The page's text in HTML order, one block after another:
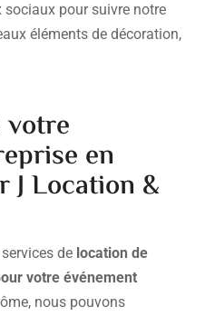
sociaux pour suivre notre
éléments de décoration,
votre
en
J Location &
de location de
votre événement
nous pouvons